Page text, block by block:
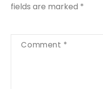
fields are marked *
Comment *